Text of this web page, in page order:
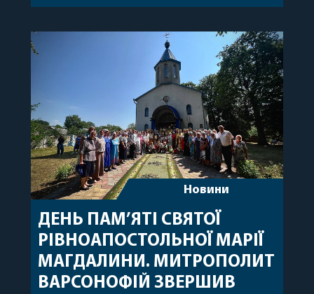
священному сані. Під час богослужіння підносилися
особливі молитви за мир в Україні, за воїнів, які
Новини
ДЕНЬ ПАМ’ЯТІ СВЯТОЇ
РІВНОАПОСТОЛЬНОЇ МАРІЇ
МАГДАЛИНИ. МИТРОПОЛИТ
ВАРСОНОФІЙ ЗВЕРШИВ